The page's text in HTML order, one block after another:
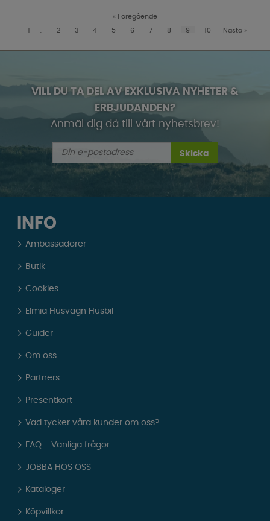
« Föregående
1 2 3 4 5 6 7 8 9 10 Nästa »
VILL DU TA DEL AV EXKLUSIVA NYHETER &
ERBJUDANDEN?
Anmäl dig då till vårt nyhetsbrev!
Skicka
INFO
Ambassadörer
Butik
Cookies
Elmia Husvagn Husbil
Guider
Om oss
Partners
Presentkort
Vad tycker våra kunder om oss?
FAQ - Vanliga frågor
JOBBA HOS OSS
Kataloger
Köpvillkor